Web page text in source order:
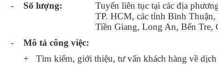
- Số lượng:
Tuyển liên tục tại các địa
TP. HCM, các tỉnh Bình
Tiền Giang, Long An, Bến Tre,
-
Mô tả công việc:
+
Tìm kiếm, giới thiệu, tư vấn khách hàng về